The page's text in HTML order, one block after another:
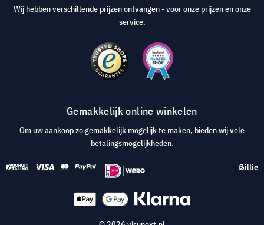
Wij hebben verschillende prijzen ontvangen - voor onze prijzen en onze
service.
Gemakkelijk online winkelen
Om uw aankoop zo gemakkelijk mogelijk te maken, bieden wij vele
betalingsmogelijkheden.